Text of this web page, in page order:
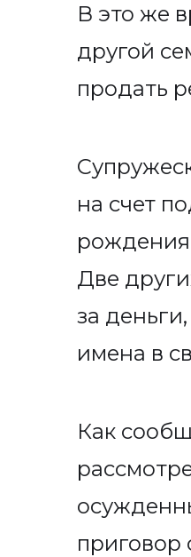
В это же
другой
продать
на счет
рождения
Две
за
имена в
Как
приговор